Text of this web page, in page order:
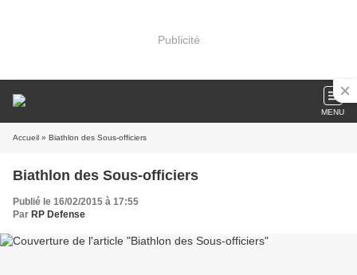
Publicité
MENU
Accueil » Biathlon des Sous-officiers
Biathlon des Sous-officiers
Publié le 16/02/2015 à 17:55
Par RP Defense